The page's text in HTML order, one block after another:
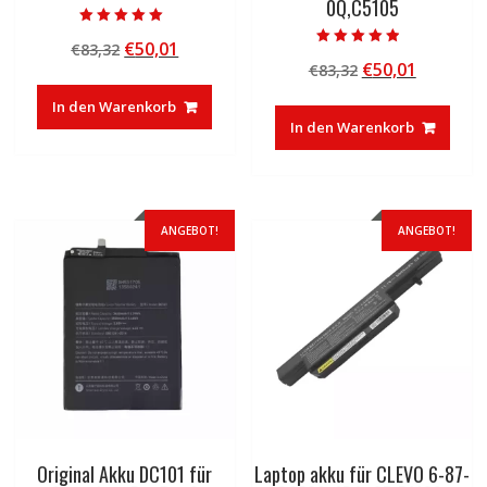
5.00
von 5
€83,32 Ursprünglicher
war:
€83,32
€50,01
ist:
€50,01.
In den Warenkorb
0Q,C5105
4.50
von 5
€83,32 Ursprünglicher
war:
€83,32
€50,01
ist:
€50,01.
In den Warenkorb
ANGEBOT!
Original Akku DC101 für
ANGEBOT!
Laptop akku für CLEVO 6-87-